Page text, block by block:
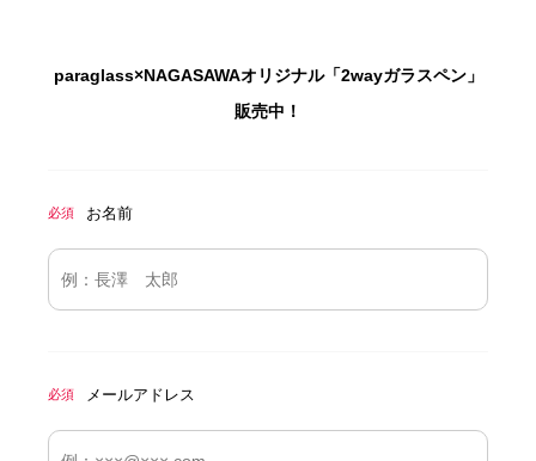
paraglass×NAGASAWAオリジナル「2wayガラスペン」
販売中！
必須 お名前
必須 メールアドレス